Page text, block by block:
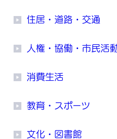
住居・道路・交通
人権・協働・市民活
消費生活
教育・スポーツ
文化・図書館